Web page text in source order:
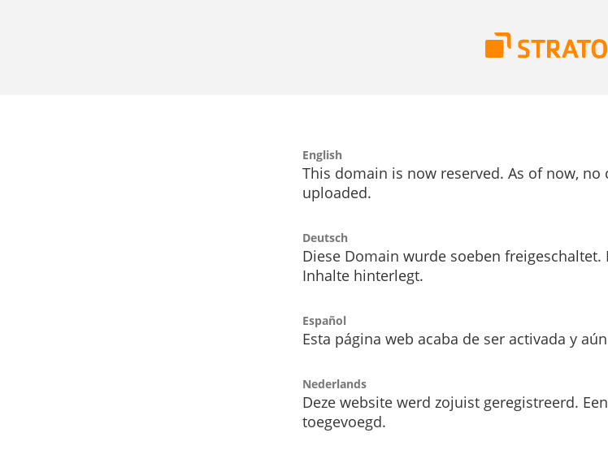
English
This domain is now reserved. As of now, no
uploaded.
Deutsch
Diese Domain wurde soeben freigeschaltet.
Inhalte hinterlegt.
Español
Esta página web acaba de ser activada y
Nederlands
Deze website werd zojuist geregistreerd.
toegevoegd.